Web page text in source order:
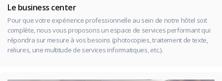
Le business center
Pour que votre expérience professionnelle au sein de notre hôtel soit
complète, nous vous proposons un espace de services performant qui
répondra sur mesure à vos besoins (photocopies, traitement de texte,
reliures, une multitude de services informatiques, etc.).